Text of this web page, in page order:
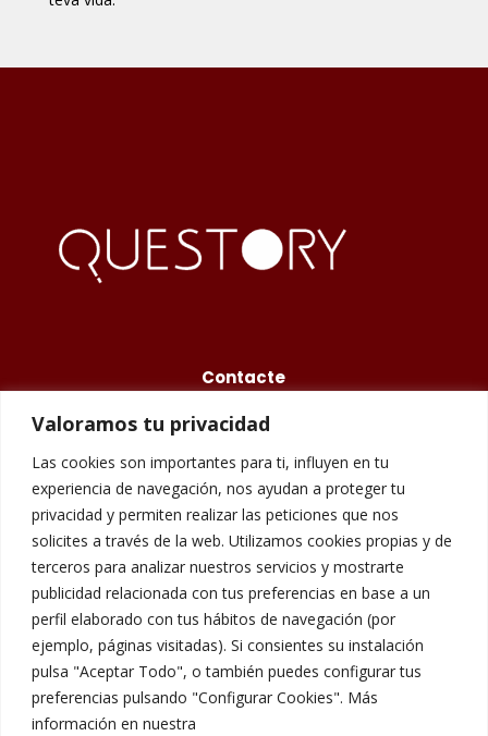
Valoramos tu privacidad
Las cookies son importantes para ti, influyen en tu
experiencia de navegación, nos ayudan a proteger tu
privacidad y permiten realizar las peticiones que nos
solicites a través de la web. Utilizamos cookies propias y de
terceros para analizar nuestros servicios y mostrarte
publicidad relacionada con tus preferencias en base a un
perfil elaborado con tus hábitos de navegación (por
ejemplo, páginas visitadas). Si consientes su instalación
pulsa "Aceptar Todo", o también puedes configurar tus
preferencias pulsando "Configurar Cookies". Más
información en nuestra
Contacte
info@questory.es
Carrer de Galileu, 158, 08028 Barcelona
Avís Legal
Política de Cookies
Política de Privacitat